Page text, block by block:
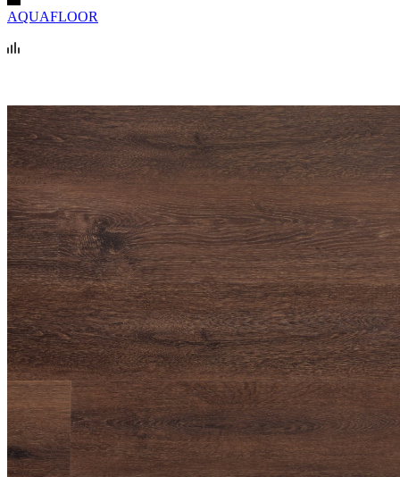
AQUAFLOOR